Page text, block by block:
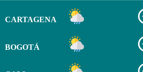
CARTAGENA
BOGOTÁ